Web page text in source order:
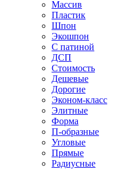
Массив
Пластик
Шпон
Экошпон
С патиной
ДСП
Стоимость
Дешевые
Дорогие
Эконом-класс
Элитные
Форма
П-образные
Угловые
Прямые
Радиусные